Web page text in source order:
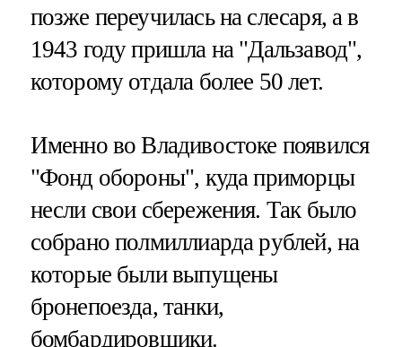
позже переучилась на слесаря, а в
1943 году пришла на "Дальзавод",
которому отдала более 50 лет.
Именно во Владивостоке появился
"Фонд обороны", куда приморцы
несли свои сбережения. Так было
собрано полмиллиарда рублей, на
которые были выпущены
бронепоезда, танки,
бомбардировщики.